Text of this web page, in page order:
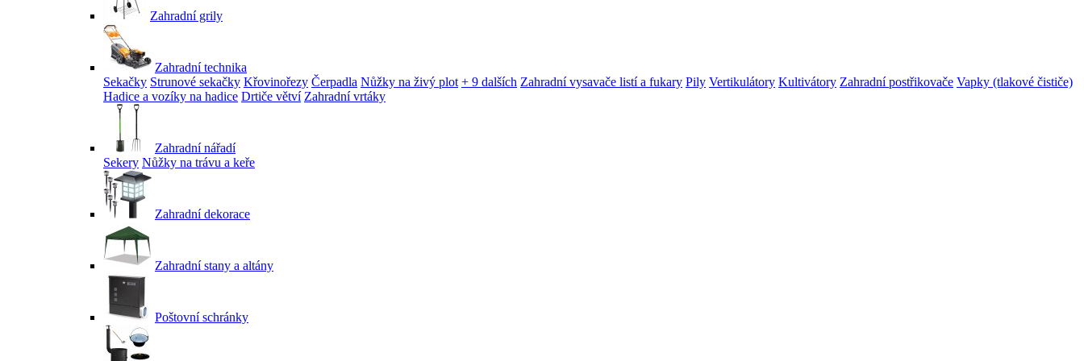
Zahradní grily
Zahradní technika
Sekačky Strunové sekačky Křovinořezy Čerpadla Nůžky na živý plot + 9 dalších Zahradní vysavače listí a fukary Pily Vertikulátory Kultivátory Zahradní postřikovače Vapky (tlakové čističe)
Hadice a vozíky na hadice Drtiče větví Zahradní vrtáky
Zahradní nářadí
Sekery Nůžky na trávu a keře
Zahradní dekorace
Zahradní stany a altány
Poštovní schránky